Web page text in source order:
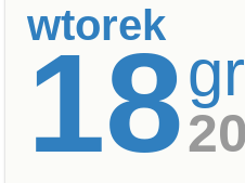
wtorek
18